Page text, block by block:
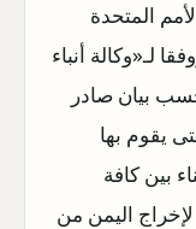
المتحدة
لـ«وكالة أنباء
بيان صادر
يقوم بها
بين كافة
اليمن من